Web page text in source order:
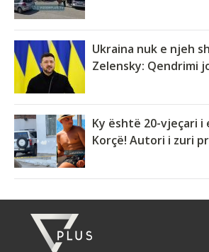
Ukraina nuk e njeh
Zelensky: Qendrimi
Ky është 20-vjeçari
Korçë! Autori i zuri